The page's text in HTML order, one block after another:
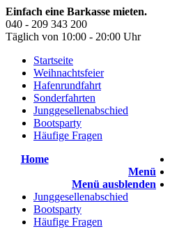
Einfach eine Barkasse mieten.
040 - 209 343 200
Täglich von 10:00 - 20:00 Uhr
Startseite
Weihnachtsfeier
Hafenrundfahrt
Sonderfahrten
Junggesellenabschied
Bootsparty
Häufige Fragen
Home
Menü
Menü ausblenden
Junggesellenabschied
Bootsparty
Häufige Fragen